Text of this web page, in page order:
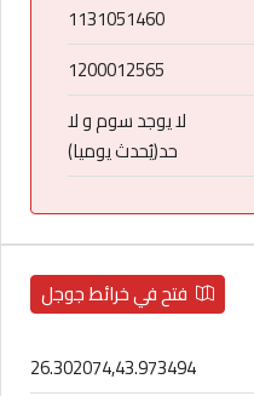
1131051460
1200012565
لا يوجد سوم و لا
حد(يُحدث يوميا)
فتح في خرائط جوجل
26.302074,43.973494